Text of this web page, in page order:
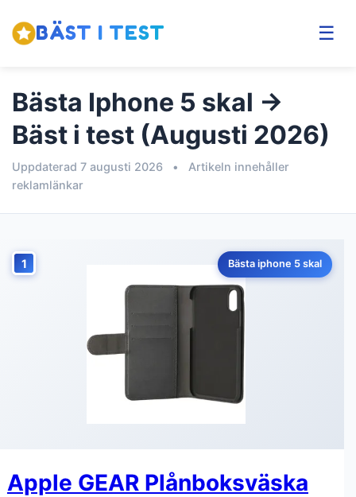
BÄST I TEST ☰
Bästa Iphone 5 skal →
Bäst i test (Augusti 2026)
Uppdaterad 7 augusti 2026 •
Artikeln innehåller
reklamlänkar
1 Bästa iphone 5 skal
Apple GEAR Plånboksväska